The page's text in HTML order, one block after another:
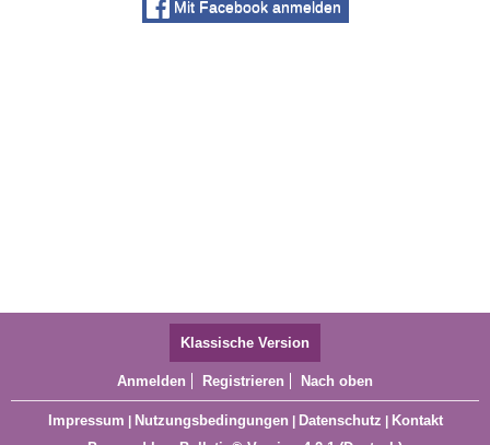
Mit Facebook anmelden
Klassische Version
Anmelden Registrieren Nach oben
Impressum Nutzungsbedingungen Datenschutz
Kontakt